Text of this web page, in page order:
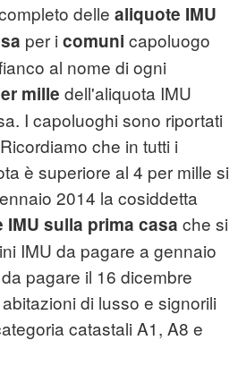
delle aliquote IMU
per i comuni capoluogo
al nome di ogni
mille dell'aliquota IMU
I capoluoghi sono riportati
che in tutti i
è superiore al 4 per mille si
2014 la cosiddetta
IMU sulla prima casa che si
IMU da pagare a gennaio
pagare il 16 dicembre
di lusso e signorili
catastali A1, A8 e